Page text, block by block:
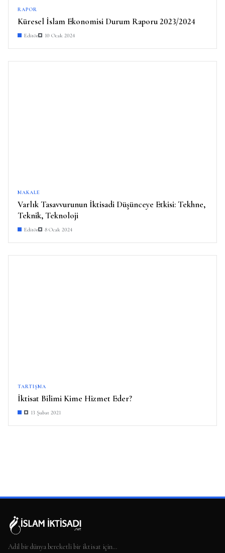
RAPOR
Küresel İslam Ekonomisi Durum Raporu 2023/2024
Editör 10 Ocak 2024
MAKALE
Varlık Tasavvurunun İktisadi Düşünceye Etkisi: Tekhne,
Teknik, Teknoloji
Editör 8 Ocak 2024
TARTIŞMA
İktisat Bilimi Kime Hizmet Eder?
13 Şubat 2021
Adil bir dünya bereketli bir iktisat için…